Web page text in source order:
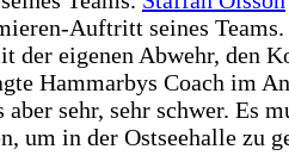
Auftritt seines
der eigenen Abwehr, den
Hammarbys Coach im
sehr, sehr schwer. Es
um in der Ostseehalle zu